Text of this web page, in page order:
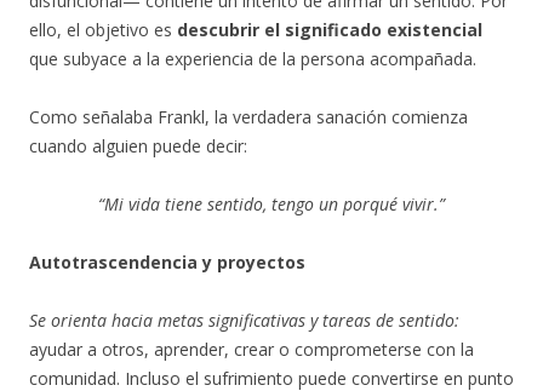
ello, el objetivo es descubrir el significado existencial
que subyace a la experiencia de la persona acompañada.
Como señalaba Frankl, la verdadera sanación comienza
cuando alguien puede decir:
“Mi vida tiene sentido, tengo un porqué vivir.”
Autotrascendencia y proyectos
Se orienta hacia metas significativas y tareas de sentido:
ayudar a otros, aprender, crear o comprometerse con la
comunidad. Incluso el sufrimiento puede convertirse en punto